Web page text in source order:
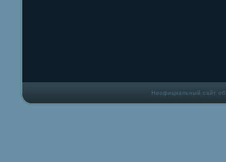
Неофициальный сайт